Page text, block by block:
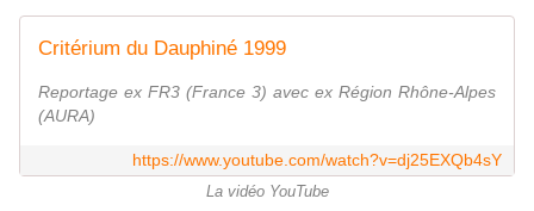
Critérium du Dauphiné 1999
Reportage ex FR3 (France 3) avec ex Région Rhône-Alpes
(AURA)
https://www.youtube.com/watch?v=dj25EXQb4sY
La vidéo YouTube